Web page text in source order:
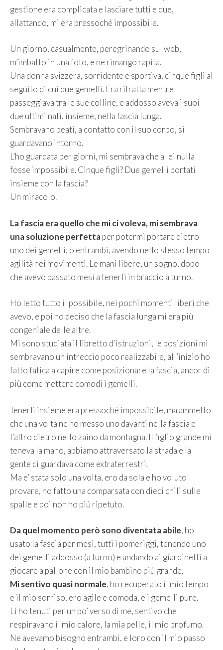
gestione era complicata e lasciare tutti e due,
allattando, mi era pressoché impossibile.
Un giorno, casualmente, peregrinando sul web,
m’imbatto in una foto, e ne rimango rapita.
Una donna svizzera, sorridente e sportiva, cinque figli al
seguito di cui due gemelli. Era ritratta mentre
passeggiava tra le sue colline, e addosso aveva i suoi
due ultimi nati, insieme, nella fascia lunga.
Sembravano beati, a contatto con il suo corpo, si
guardavano intorno.
L’ho guardata per giorni, mi sembrava che a lei nulla
fosse impossibile. Cinque figli? Due gemelli portati
insieme con la fascia?
Un miracolo.
La fascia era quello che mi ci voleva, mi sembrava
una soluzione perfettaper potermi portare dietro
uno dei gemelli, o entrambi, avendo nello stesso tempo
agilità nei movimenti. Le mani libere, un sogno, dopo
che avevo passato mesi a tenerli in braccio a turno.
Ho letto tutto il possibile, nei pochi momenti liberi che
avevo, e poi ho deciso che la fascia lunga mi era più
congeniale delle altre.
Mi sono studiata il libretto d’istruzioni, le posizioni mi
sembravano un intreccio poco realizzabile, all’inizio ho
fatto fatica a capire come posizionare la fascia, ancor di
più come mettere comodi i gemelli.
Tenerli insieme era pressoché impossibile, ma ammetto
che una volta ne ho messo uno davanti nella fascia e
l’altro dietro nello zaino da montagna. Il figlio grande mi
teneva la mano, abbiamo attraversato la strada e la
gente ci guardava come extraterrestri.
Ma e’ stata solo una volta, ero da sola e ho voluto
provare, ho fatto una comparsata con dieci chili sulle
spalle e poi non ho più ripetuto.
Da quel momento però sono diventata abile, ho
usato la fascia per mesi, tutti i pomeriggi, tenendo uno
dei gemelli addosso (a turno) e andando ai giardinetti a
giocare a pallone con il mio bambino più grande.
Mi sentivo quasi normale, ho recuperato il mio tempo
e il mio sorriso, ero agile e comoda, e i gemelli pure.
Li ho tenuti per un po’ verso di me, sentivo che
respiravano il mio calore, la mia pelle, il mio profumo.
Ne avevamo bisogno entrambi, e loro con il mio passo